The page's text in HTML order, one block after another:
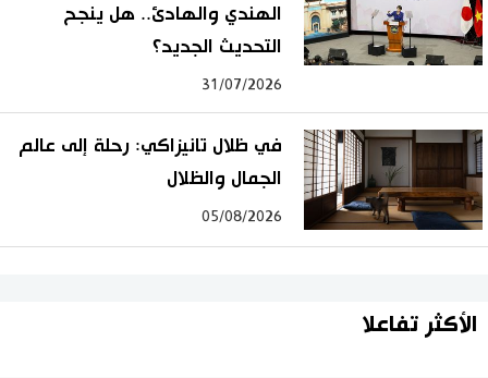
الهندي والهادئ.. هل ينجح
التحديث الجديد؟
31/07/2026
في ظلال تانيزاكي: رحلة إلى عالم
الجمال والظلال
05/08/2026
الأكثر تفاعلا